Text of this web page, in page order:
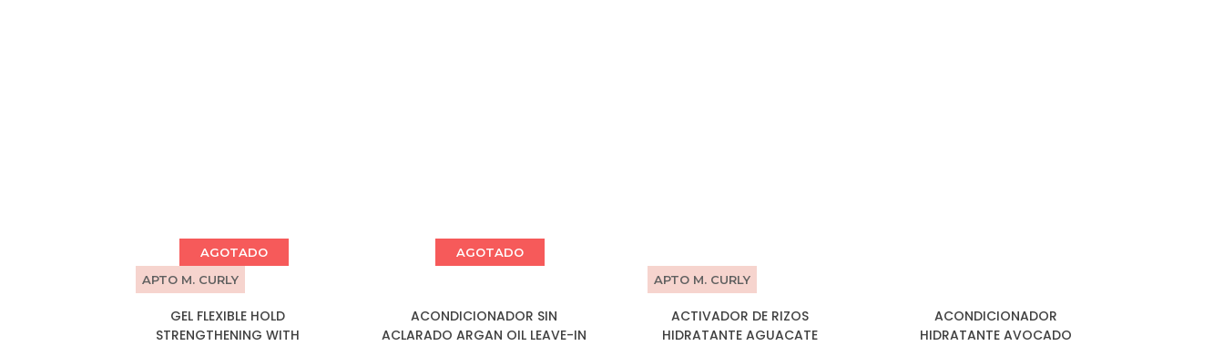
AGOTADO
APTO M. CURLY
GEL FLEXIBLE HOLD
STRENGTHENING WITH
AGOTADO
ACONDICIONADOR SIN
ACLARADO ARGAN OIL LEAVE-IN
APTO M. CURLY
ACTIVADOR DE RIZOS
HIDRATANTE AGUACATE
ACONDICIONADOR
HIDRATANTE AVOCADO